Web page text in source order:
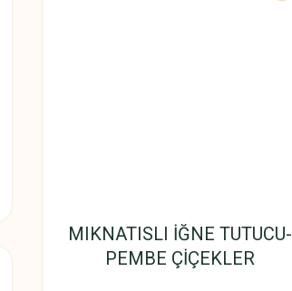
MIKNATISLI İĞNE TUTUCU-
PEMBE ÇİÇEKLER